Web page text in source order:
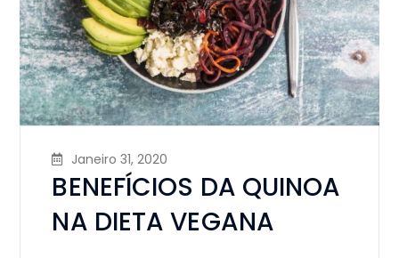
Janeiro 31, 2020
BENEFÍCIOS DA QUINOA
NA DIETA VEGANA